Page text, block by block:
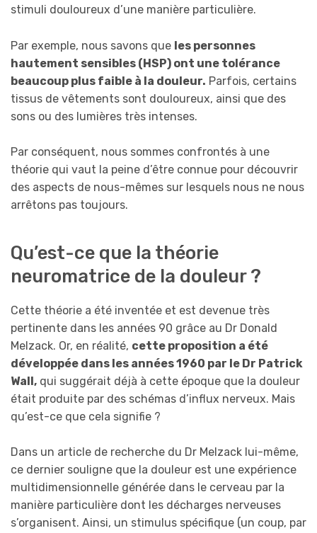
stimuli douloureux d’une manière particulière.
Par exemple, nous savons que les personnes
hautement sensibles (HSP) ont une tolérance
beaucoup plus faible à la douleur. Parfois, certains
tissus de vêtements sont douloureux, ainsi que des
sons ou des lumières très intenses.
Par conséquent, nous sommes confrontés à une
théorie qui vaut la peine d’être connue pour découvrir
des aspects de nous-mêmes sur lesquels nous ne nous
arrêtons pas toujours.
Qu’est-ce que la théorie
neuromatrice de la douleur ?
Cette théorie a été inventée et est devenue très
pertinente dans les années 90 grâce au Dr Donald
Melzack. Or, en réalité, cette proposition a été
développée dans les années 1960 par le Dr Patrick
Wall, qui suggérait déjà à cette époque que la douleur
était produite par des schémas d’influx nerveux. Mais
qu’est-ce que cela signifie ?
Dans un article de recherche du Dr Melzack lui-même,
ce dernier souligne que la douleur est une expérience
multidimensionnelle générée dans le cerveau par la
manière particulière dont les décharges nerveuses
s’organisent. Ainsi, un stimulus spécifique (un coup, par